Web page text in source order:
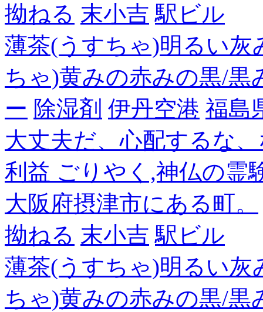
拗ねる 末小吉 駅ビル
薄茶(うすちゃ)明るい灰
ちゃ)黄みの赤みの黒/黒
ー 除湿剤 伊丹空港 福島
大丈夫だ、心配するな
利益 ごりやく,神仏の霊
大阪府摂津市にある町。
拗ねる 末小吉 駅ビル
薄茶(うすちゃ)明るい灰
ちゃ)黄みの赤みの黒/黒